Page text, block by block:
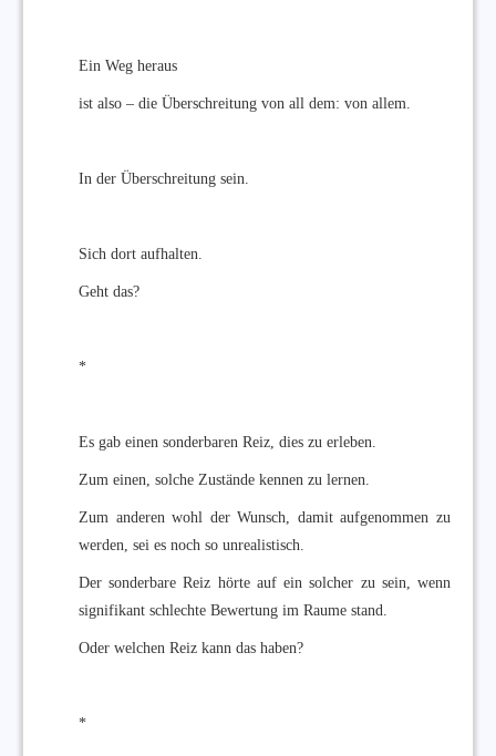
Ein Weg heraus
ist also – die Überschreitung von all dem: von allem.
In der Überschreitung sein.
Sich dort aufhalten.
Geht das?
*
Es gab einen sonderbaren Reiz, dies zu erleben.
Zum einen, solche Zustände kennen zu lernen.
Zum anderen wohl der Wunsch, damit aufgenommen zu
werden, sei es noch so unrealistisch.
Der sonderbare Reiz hörte auf ein solcher zu sein, wenn
signifikant schlechte Bewertung im Raume stand.
Oder welchen Reiz kann das haben?
*